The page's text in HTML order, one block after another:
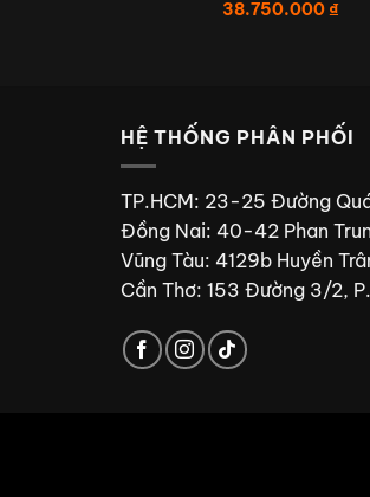
38.750.000₫
HỆ THỐNG PHÂN PHỐI
TP.HCM: 23-25 Đường
Đồng Nai: 40-42 Phan
Vũng Tàu: 4129b Huyền
Cần Thơ: 153 Đường 3/2,